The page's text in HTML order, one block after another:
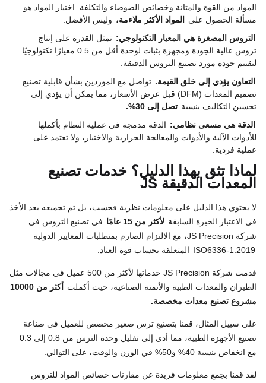
المواد من القوة والمتانة وخصائص الضوضاء والتكلفة. اختيار المواد هو
مسألة الحصول على
المواد الأكثر ملاءمة، وليس الأفضل.
التروس المصغرة هي المعيار التكنولوجي: تمثل القدرة على إنتاج
تروس عالية الجودة ومجهزة بثبات لوحدة أقل من 0.5 معيارًا تكنولوجيًا
لتقييم جودة مورد تصنيع التروس الدقيقة.
التعاون يؤدي إلى خلق القيمة. تواصل مع الموردين بشأن قابلية تصنيع
تصميم المعدات (DFM) قبل عرض الأسعار، مما يمكن أن يؤدي إلى
تحسين التكاليف بنسبة تصل إلى 30%.
الدقة هي مسعى نظامي: الدقة مدمجة في عملية النظام بأكملها
للأدوات الآلية والأدوات والمعالجة الحرارية والاختبار، ولا تعتمد على
عملية فردية.
لماذا تثق بهذا الدليل؟ خدمات تصنيع
المعدات الدقيقة JS
لا يحتوي هذا الدليل على معلومات نظرية فحسب، بل تم تجميعه بعد الأخذ
في الاعتبار الخبرة السابقة لأكثر من 15 عامًا
في تصنيع التروس في
شركة JS Precision، مع الالتزام الصارم بمتطلبات المعايير الدولية
ISO6336-1:2019 المتعلقة بحساب قوة العتاد.
قدمت شركة JS Precision خدماتها لأكثر من 500 عميل في مجالات مثل
الطيران والمعدات الطبية والأتمتة الصناعية، حيث أكملت
أكثر من 10000
مشروع تصنيع معدات مخصصة.
على سبيل المثال، قمنا بتصنيع ترس صغير مخصص للعميل في صناعة
تصنيع الأجهزة الطبية، مما أدى إلى تقليل وحدة الترس من 0.8 إلى 0.3
مع انخفاض بنسبة 40% و50% في الوزن والوقت، على التوالي.
لقد قمنا بجمع معلومات فريدة عن مقارنات خصائص المواد للتروس